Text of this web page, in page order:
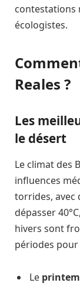
contestations
écologistes.
Reales ?
Les
le désert
Le climat des
influences
torrides, avec
dépasser
hivers sont
périodes
Le